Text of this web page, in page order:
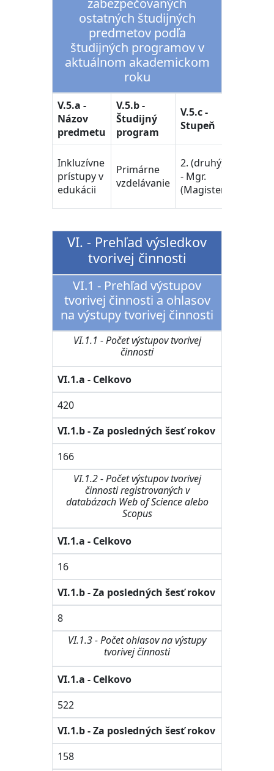
zabezpečovaných
ostatných študijných
predmetov podľa
študijných programov v
aktuálnom akademickom
roku
V.5.a -
Názov
predmetu
V.5.b -
Študijný
program
V.5.c -
Stupeň
Inkluzívne
prístupy v
edukácii
Primárne
vzdelávanie
2. (druhý)
- Mgr.
(Magister)
VI. - Prehľad výsledkov
tvorivej činnosti
VI.1 - Prehľad výstupov
tvorivej činnosti a ohlasov
na výstupy tvorivej činnosti
VI.1.1 - Počet výstupov tvorivej
činnosti
VI.1.a - Celkovo
420
VI.1.b - Za posledných šesť rokov
166
VI.1.2 - Počet výstupov tvorivej
činnosti registrovaných v
databázach Web of Science alebo
Scopus
VI.1.a - Celkovo
16
VI.1.b - Za posledných šesť rokov
8
VI.1.3 - Počet ohlasov na výstupy
tvorivej činnosti
VI.1.a - Celkovo
522
VI.1.b - Za posledných šesť rokov
158